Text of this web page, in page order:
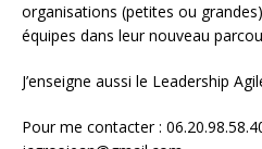
organisations (petites ou
équipes dans leur nouveau
J’enseigne aussi le Leadership
Pour me contacter :